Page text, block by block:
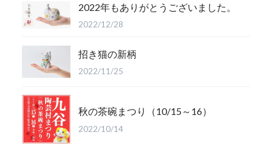
2022年もありがとうございました。
2022/12/28
招き猫の新柄
2022/11/25
秋の茶碗まつり（10/15～16）
2022/10/14